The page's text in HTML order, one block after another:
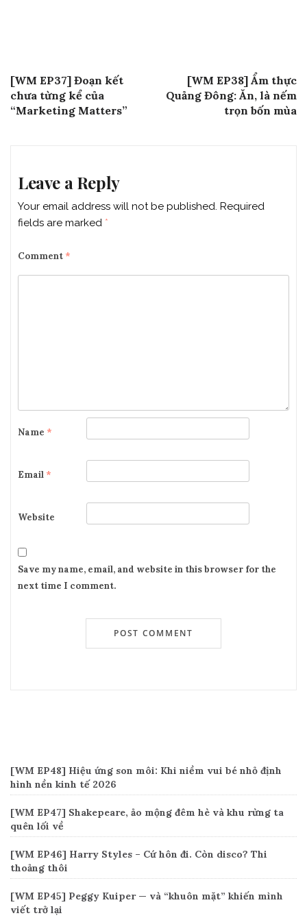
Post
navigation
[WM EP37] Đoạn kết
chưa từng kể của
“Marketing Matters”
[WM EP38] Ẩm thực
Quảng Đông: Ăn, là nếm
trọn bốn mùa
Leave a Reply
Your email address will not be published. Required
fields are marked *
Comment *
Name *
Email *
Website
Save my name, email, and website in this browser for the
next time I comment.
[WM EP48] Hiệu ứng son môi: Khi niềm vui bé nhỏ định
hình nền kinh tế 2026
[WM EP47] Shakepeare, ảo mộng đêm hè và khu rừng ta
quên lối về
[WM EP46] Harry Styles – Cứ hôn đi. Còn disco? Thi
thoảng thôi
[WM EP45] Peggy Kuiper — và “khuôn mặt” khiến mình
viết trở lại